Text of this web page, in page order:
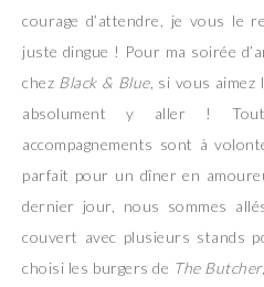
courage d’attendre, je vous le
juste dingue ! Pour ma soirée
chez Black & Blue, si vous aimez
absolument y aller !
accompagnements sont à
parfait pour un dîner en
dernier jour, nous sommes
couvert avec plusieurs stands
choisi les burgers de The Butcher,